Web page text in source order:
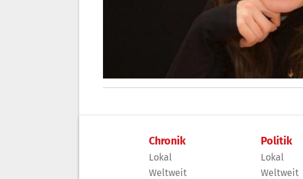
Chronik
Lokal
Weltweit
Politik
Lokal
Weltweit